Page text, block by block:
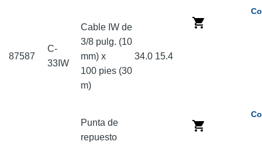
87587
C-
33IW
Cable IW de
3/8 pulg. (10
mm) x
100 pies (30
m)
34.0 15.4
Punta de
repuesto